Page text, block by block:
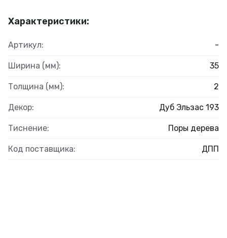
Характеристики:
Артикул: -
Ширина (мм): 35
Толщина (мм): 2
Декор: Дуб Эльзас 193
Тиснение: Поры дерева
Код поставщика: ДПП